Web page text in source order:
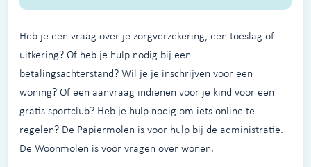
Heb je een vraag over je zorgverzekering, een toeslag of
uitkering? Of heb je hulp nodig bij een
betalingsachterstand? Wil je je inschrijven voor een
woning? Of een aanvraag indienen voor je kind voor een
gratis sportclub? Heb je hulp nodig om iets online te
regelen? De Papiermolen is voor hulp bij de administratie.
De Woonmolen is voor vragen over wonen.